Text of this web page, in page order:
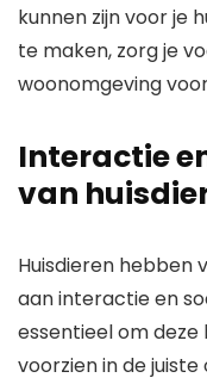
kunnen zijn voor je
te maken, zorg je
woonomgeving
Interactie
van
Huisdieren hebben
aan interactie en
essentieel om
voorzien in de